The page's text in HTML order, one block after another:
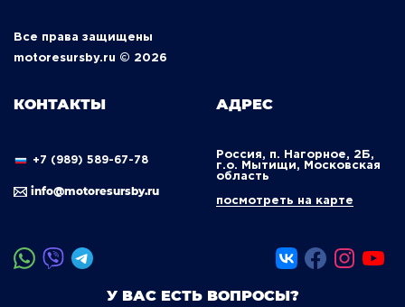
Все права защищены
motoresursby.ru © 2026
КОНТАКТЫ
+7 (989) 589-67-78
info@motoresursby.ru
АДРЕС
Россия, п. Нагорное, 2Б,
г.о. Мытищи, Московская
область
посмотреть на карте
У ВАС ЕСТЬ ВОПРОСЫ?